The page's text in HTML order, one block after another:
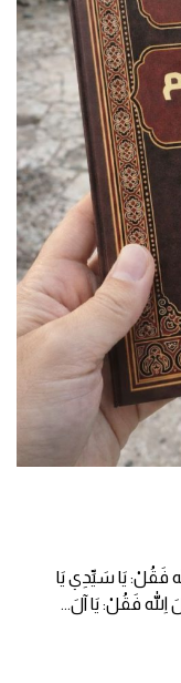
فَقُلْ: يَا سَيِّدِي يَا
فَقُلْ: يَا آلَ...